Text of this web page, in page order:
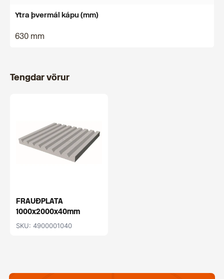
Ytra þvermál kápu (mm)
630 mm
Tengdar vörur
FRAUÐPLATA
1000x2000x40mm
SKU: 4900001040